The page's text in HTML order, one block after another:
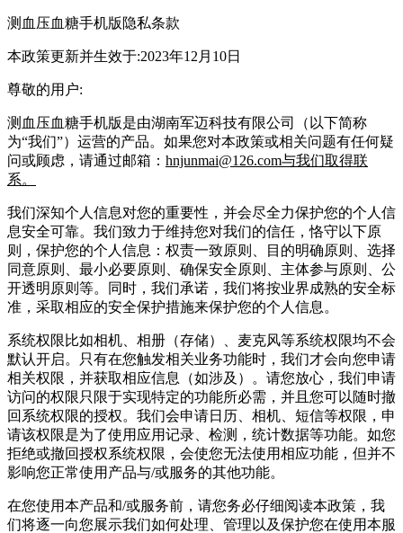
测血压血糖手机版隐私条款
本政策更新并生效于:2023年12月10日
尊敬的用户:
测血压血糖手机版是由湖南军迈科技有限公司（以下简称
为“我们”）运营的产品。如果您对本政策或相关问题有任何疑
问或顾虑，请通过邮箱： hnjunmai@126.com与我们取得联
系。
我们深知个人信息对您的重要性，并会尽全力保护您的个人信
息安全可靠。我们致力于维持您对我们的信任，恪守以下原
则，保护您的个人信息：权责一致原则、目的明确原则、选择
同意原则、最小必要原则、确保安全原则、主体参与原则、公
开透明原则等。同时，我们承诺，我们将按业界成熟的安全标
准，采取相应的安全保护措施来保护您的个人信息。
系统权限比如相机、相册（存储）、麦克风等系统权限均不会
默认开启。只有在您触发相关业务功能时，我们才会向您申请
相关权限，并获取相应信息（如涉及）。请您放心，我们申请
访问的权限只限于实现特定的功能所必需，并且您可以随时撤
回系统权限的授权。我们会申请日历、相机、短信等权限，申
请该权限是为了使用应用记录、检测，统计数据等功能。如您
拒绝或撤回授权系统权限，会使您无法使用相应功能，但并不
影响您正常使用产品与/或服务的其他功能。
在您使用本产品和/或服务前，请您务必仔细阅读本政策，我
们将逐一向您展示我们如何处理、管理以及保护您在使用本服